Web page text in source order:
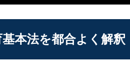
本法を都合よく解釈